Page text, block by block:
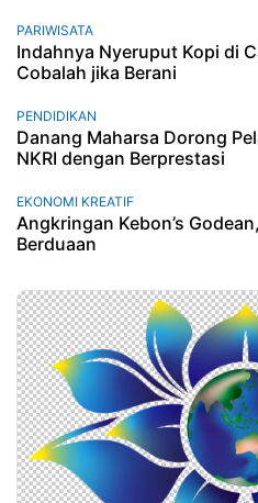
PARIWISATA
Indahnya Nyeruput Kopi di
Cobalah jika Berani
PENDIDIKAN
Danang Maharsa Dorong
NKRI dengan Berprestasi
EKONOMI KREATIF
Angkringan Kebon’s
Berduaan